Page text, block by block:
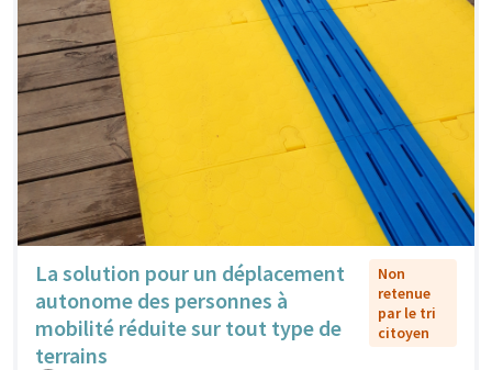
La solution pour un déplacement
autonome des personnes à
mobilité réduite sur tout type de
terrains
Non
retenue
par le tri
citoyen